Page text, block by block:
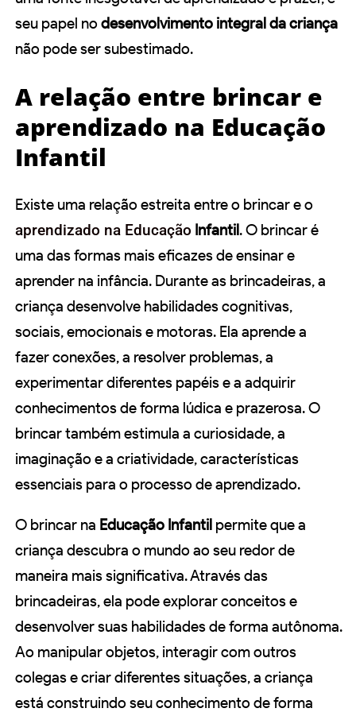
seu papel no desenvolvimento integral da criança
não pode ser subestimado.
A relação entre brincar e
aprendizado na Educação
Infantil
Existe uma relação estreita entre o brincar e o
aprendizado na Educação Infantil. O brincar é
uma das formas mais eficazes de ensinar e
aprender na infância. Durante as brincadeiras, a
criança desenvolve habilidades cognitivas,
sociais, emocionais e motoras. Ela aprende a
fazer conexões, a resolver problemas, a
experimentar diferentes papéis e a adquirir
conhecimentos de forma lúdica e prazerosa. O
brincar também estimula a curiosidade, a
imaginação e a criatividade, características
essenciais para o processo de aprendizado.
O brincar na Educação Infantil permite que a
criança descubra o mundo ao seu redor de
maneira mais significativa. Através das
brincadeiras, ela pode explorar conceitos e
desenvolver suas habilidades de forma autônoma.
Ao manipular objetos, interagir com outros
colegas e criar diferentes situações, a criança
está construindo seu conhecimento de forma